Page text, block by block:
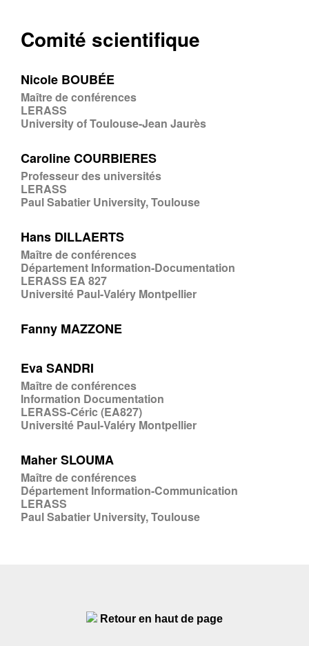
Comité scientifique
Nicole BOUBÉE
Maître de conférences
LERASS
University of Toulouse-Jean Jaurès
Caroline COURBIERES
Professeur des universités
LERASS
Paul Sabatier University, Toulouse
Hans DILLAERTS
Maître de conférences
Département Information-Documentation
LERASS EA 827
Université Paul-Valéry Montpellier
Fanny MAZZONE
Eva SANDRI
Maître de conférences
Information Documentation
LERASS-Céric (EA827)
Université Paul-Valéry Montpellier
Maher SLOUMA
Maître de conférences
Département Information-Communication
LERASS
Paul Sabatier University, Toulouse
Retour en haut de page